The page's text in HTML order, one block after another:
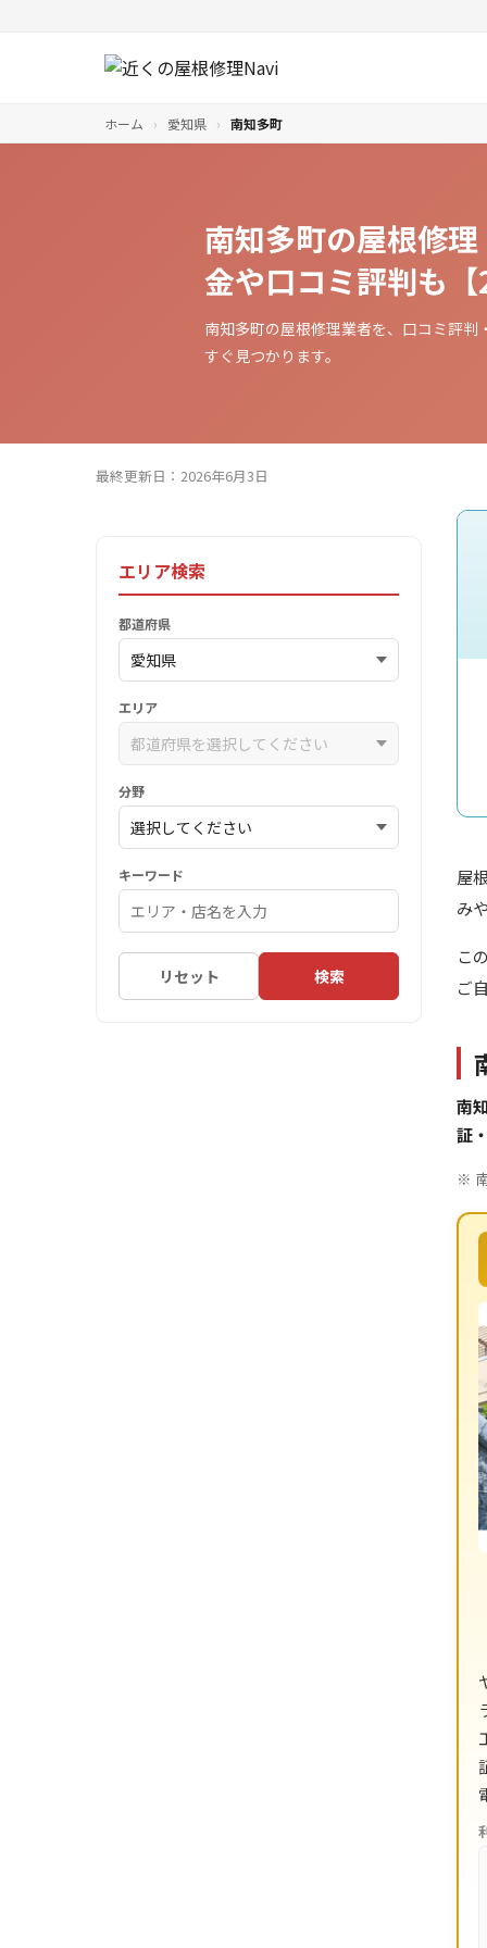
ホーム › 愛知県 › 南知多町
南知多町の屋根修
金や口コミ評判も
南知多町の屋根修理業者を、口コミ評
すぐ見つかります。
最終更新日：2026年6月3日
屋
み
こ
ご
南
証
※
エリア検索
都道府県
エリア
分野
キーワード
リセット 検索